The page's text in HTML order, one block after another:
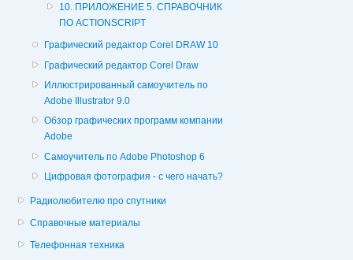
10. ПРИЛОЖЕНИЕ 5. СПРАВОЧНИК
ПО ACTIONSCRIPT
Графический редактор Corel DRAW 10
Графический редактор Corel Draw
Иллюстрированный самоучитель по
Adobe Illustrator 9.0
Обзор графических программ компании
Adobe
Самоучитель по Adobe Photoshop 6
Цифровая фотография - с чего начать?
Радиолюбителю про спутники
Справочные материалы
Телефонная техника